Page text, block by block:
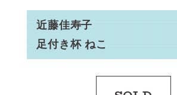
近藤佳寿子
足付き杯 ねこ